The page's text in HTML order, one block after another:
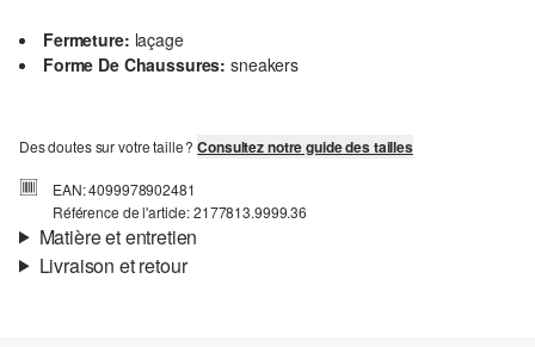
Fermeture: laçage
Forme De Chaussures: sneakers
Des doutes sur votre taille ?Consultez notre guide des tailles
EAN: 4099978902481
Référence de l'article: 2177813.9999.36
Matière et entretien
Livraison et retour